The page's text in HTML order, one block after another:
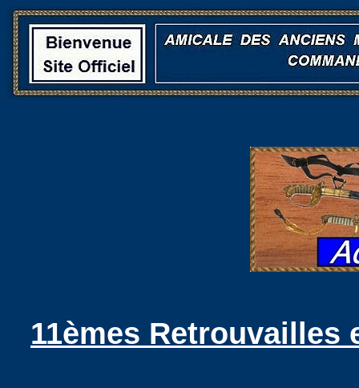
11èmes Retrouvailles